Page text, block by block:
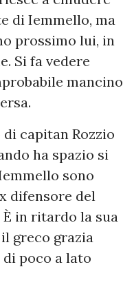
di Iemmello, ma
prossimo lui, in
Si fa vedere
mancino
di capitan Rozzio
ha spazio si
sono
difensore del
in ritardo la sua
greco grazia
poco a lato